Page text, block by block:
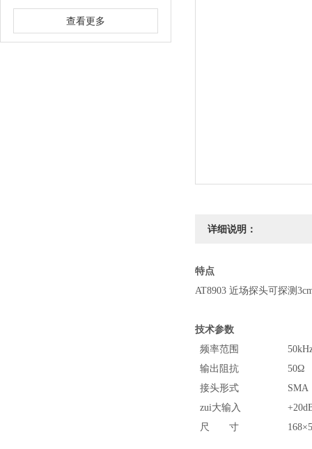
查看更多
详细说明：
特点
AT8903 近场探头可探测
技术参数
频率范围
输出阻抗
50Ω
接头形式
SMA
zui大输入
尺 寸
168×